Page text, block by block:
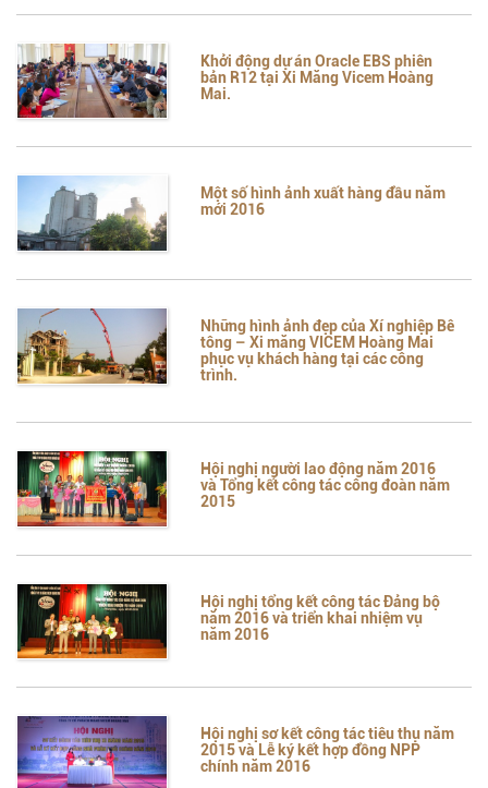
Khởi động dự án Oracle EBS phiên
bản R12 tại Xi Măng Vicem Hoàng
Mai.
Một số hình ảnh xuất hàng đầu năm
mới 2016
Những hình ảnh đẹp của Xí nghiệp Bê
tông – Xi măng VICEM Hoàng Mai
phục vụ khách hàng tại các công
trình.
Hội nghị người lao động năm 2016
và Tổng kết công tác công đoàn năm
2015
Hội nghị tổng kết công tác Đảng bộ
năm 2016 và triển khai nhiệm vụ
năm 2016
Hội nghị sơ kết công tác tiêu thụ năm
2015 và Lễ ký kết hợp đồng NPP
chính năm 2016